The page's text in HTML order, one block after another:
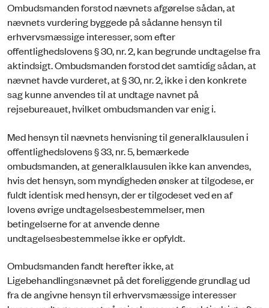
Ombudsmanden forstod nævnets afgørelse sådan, at
nævnets vurdering byggede på sådanne hensyn til
erhvervsmæssige interesser, som efter
offentlighedslovens § 30, nr. 2, kan begrunde undtagelse fra
aktindsigt. Ombudsmanden forstod det samtidig sådan, at
nævnet havde vurderet, at § 30, nr. 2, ikke i den konkrete
sag kunne anvendes til at undtage navnet på
rejsebureauet, hvilket ombudsmanden var enig i.
Med hensyn til nævnets henvisning til generalklausulen i
offentlighedslovens § 33, nr. 5, bemærkede
ombudsmanden, at generalklausulen ikke kan anvendes,
hvis det hensyn, som myndigheden ønsker at tilgodese, er
fuldt identisk med hensyn, der er tilgodeset ved en af
lovens øvrige undtagelsesbestemmelser, men
betingelserne for at anvende denne
undtagelsesbestemmelse ikke er opfyldt.
Ombudsmanden fandt herefter ikke, at
Ligebehandlingsnævnet på det foreliggende grundlag ud
fra de angivne hensyn til erhvervsmæssige interesser